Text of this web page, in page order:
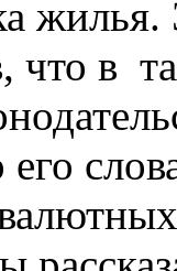
жилья.
что в
его